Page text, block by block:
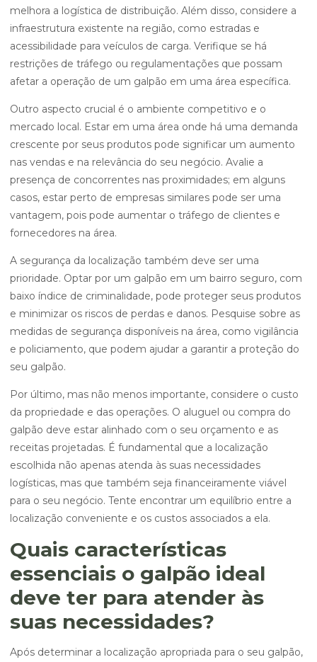
melhora a logística de distribuição. Além disso, considere a
infraestrutura existente na região, como estradas e
acessibilidade para veículos de carga. Verifique se há
restrições de tráfego ou regulamentações que possam
afetar a operação de um galpão em uma área específica.
Outro aspecto crucial é o ambiente competitivo e o
mercado local. Estar em uma área onde há uma demanda
crescente por seus produtos pode significar um aumento
nas vendas e na relevância do seu negócio. Avalie a
presença de concorrentes nas proximidades; em alguns
casos, estar perto de empresas similares pode ser uma
vantagem, pois pode aumentar o tráfego de clientes e
fornecedores na área.
A segurança da localização também deve ser uma
prioridade. Optar por um galpão em um bairro seguro, com
baixo índice de criminalidade, pode proteger seus produtos
e minimizar os riscos de perdas e danos. Pesquise sobre as
medidas de segurança disponíveis na área, como vigilância
e policiamento, que podem ajudar a garantir a proteção do
seu galpão.
Por último, mas não menos importante, considere o custo
da propriedade e das operações. O aluguel ou compra do
galpão deve estar alinhado com o seu orçamento e as
receitas projetadas. É fundamental que a localização
escolhida não apenas atenda às suas necessidades
logísticas, mas que também seja financeiramente viável
para o seu negócio. Tente encontrar um equilíbrio entre a
localização conveniente e os custos associados a ela.
Quais características
essenciais o galpão ideal
deve ter para atender às
suas necessidades?
Após determinar a localização apropriada para o seu galpão,